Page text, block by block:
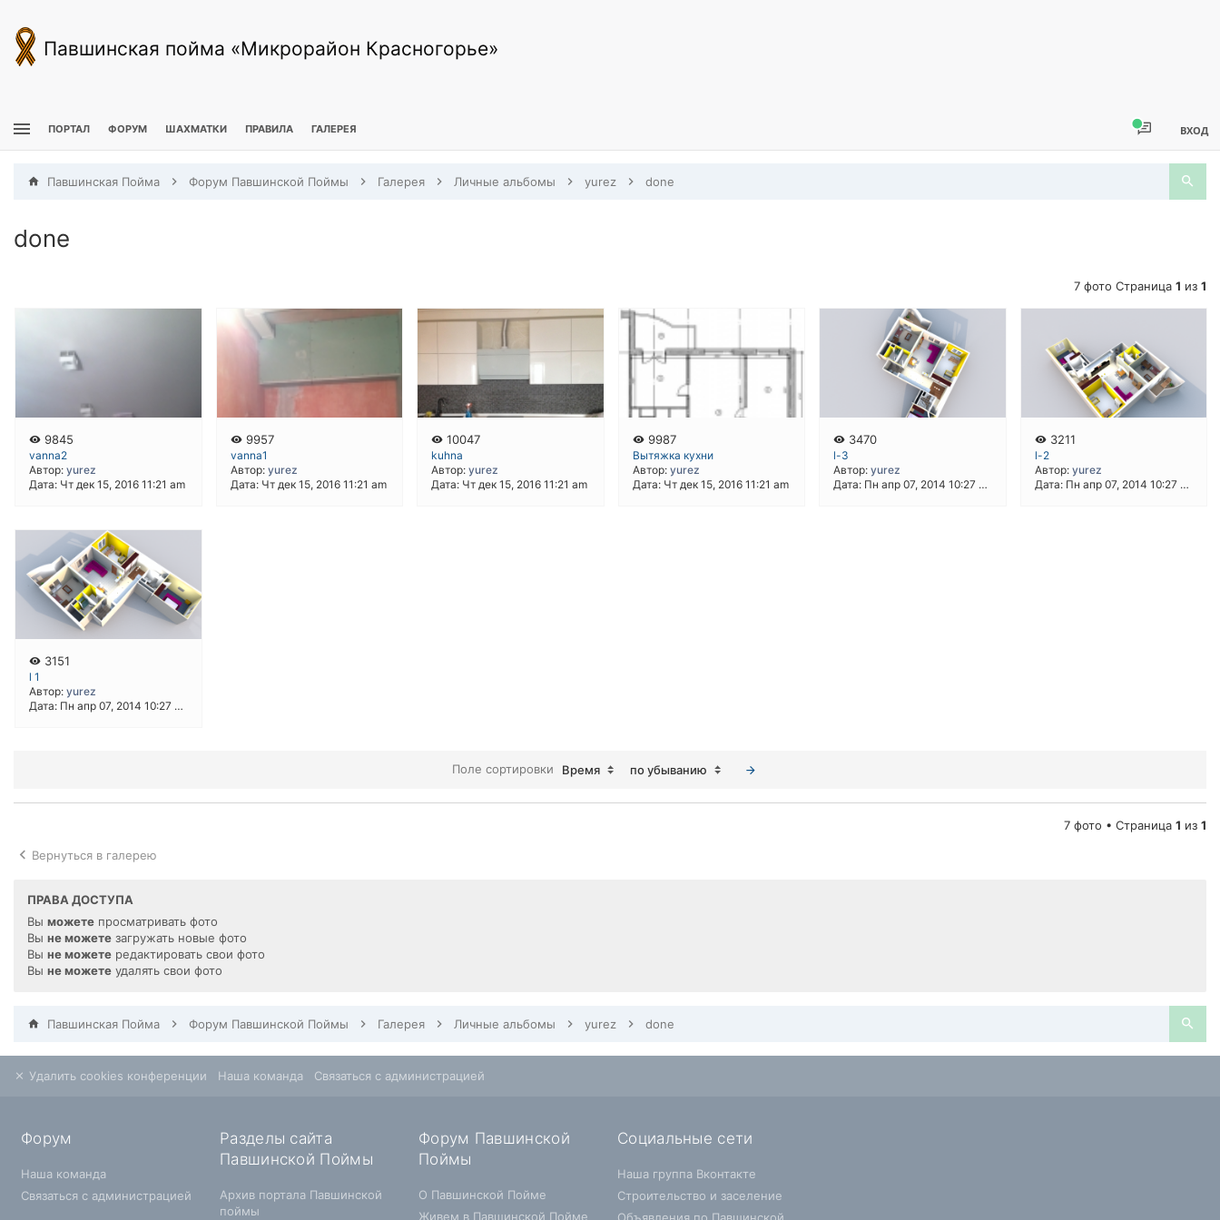
Павшинская пойма «Микрорайон Красногорье»
ПОРТАЛ ФОРУМ ШАХМАТКИ ПРАВИЛА ГАЛЕРЕЯ ВХОД
Павшинская Пойма Форум Павшинской Поймы Галерея Личные альбомы yurez done
done
7 фото Страница 1 из 1
9845
vanna2
Автор: yurez
Дата: Чт дек 15, 2016 11:21 am
9957
vanna1
Автор: yurez
Дата: Чт дек 15, 2016 11:21 am
10047
kuhna
Автор: yurez
Дата: Чт дек 15, 2016 11:21 am
9987
Вытяжка кухни
Автор: yurez
Дата: Чт дек 15, 2016 11:21 am
3470
l-3
Автор: yurez
Дата: Пн апр 07, 2014 10:27 pm
3211
l-2
Автор: yurez
Дата: Пн апр 07, 2014 10:27 pm
3151
l 1
Автор: yurez
Дата: Пн апр 07, 2014 10:27 pm
Поле сортировки Время по убыванию
7 фото • Страница 1 из 1
Вернуться в галерею
ПРАВА ДОСТУПА
Вы можете просматривать фото
Вы не можете загружать новые фото
Вы не можете редактировать свои фото
Вы не можете удалять свои фото
Павшинская Пойма Форум Павшинской Поймы Галерея Личные альбомы yurez done
Удалить cookies конференции Наша команда Связаться с администрацией
Форум
Наша команда
Связаться с администрацией
Разделы сайта
Павшинской Поймы
Архив портала Павшинской
поймы
Форум Павшинской
Поймы
О Павшинской Пойме
Живем в Павшинской Пойме
Социальные сети
Наша группа Вконтакте
Строительство и заселение